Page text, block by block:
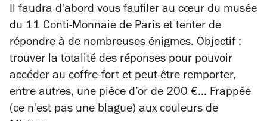
Il faudra d'abord vous faufiler au cœur du musée
du 11 Conti-Monnaie de Paris et tenter de
répondre à de nombreuses énigmes. Objectif :
trouver la totalité des réponses pour pouvoir
accéder au coffre-fort et peut-être remporter,
entre autres, une pièce d’or de 200 €... Frappée
(ce n'est pas une blague) aux couleurs de